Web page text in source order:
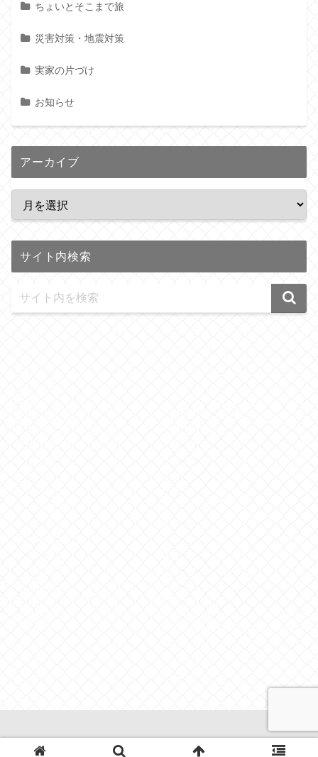
ちょいとそこまで旅
災害対策・地震対策
実家の片づけ
お知らせ
アーカイブ
サイト内検索
© 2015 ももだるライフ.